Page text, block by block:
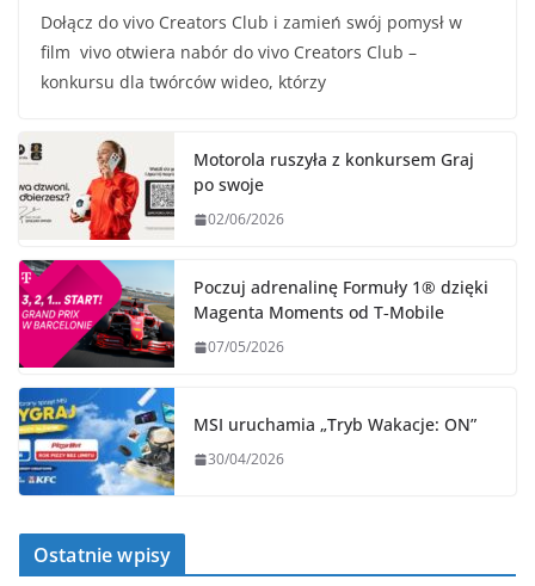
Dołącz do vivo Creators Club i zamień swój pomysł w
film vivo otwiera nabór do vivo Creators Club –
konkursu dla twórców wideo, którzy
Motorola ruszyła z konkursem Graj
po swoje
02/06/2026
Poczuj adrenalinę Formuły 1® dzięki
Magenta Moments od T‑Mobile
07/05/2026
MSI uruchamia „Tryb Wakacje: ON”
30/04/2026
Ostatnie wpisy